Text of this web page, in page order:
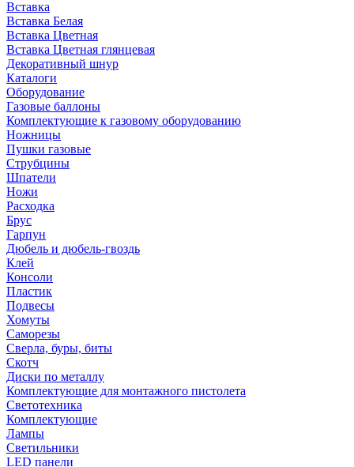
Вставка
Вставка Белая
Вставка Цветная
Вставка Цветная глянцевая
Декоративный шнур
Каталоги
Оборудование
Газовые баллоны
Комплектующие к газовому оборудованию
Ножницы
Пушки газовые
Струбцины
Шпатели
Ножи
Расходка
Брус
Гарпун
Дюбель и дюбель-гвоздь
Клей
Консоли
Пластик
Подвесы
Хомуты
Саморезы
Сверла, буры, биты
Скотч
Диски по металлу
Комплектующие для монтажного пистолета
Светотехника
Комплектующие
Лампы
Светильники
LED панели